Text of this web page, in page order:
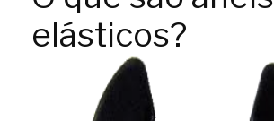
elásticos?